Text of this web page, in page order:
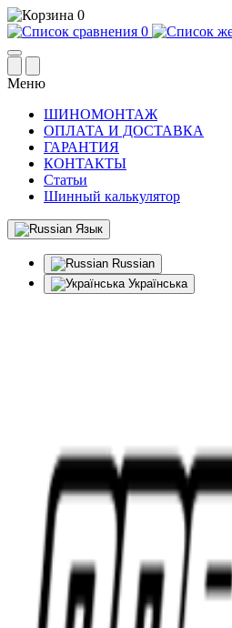
0
0
Меню
ШИНОМОНТАЖ
ОПЛАТА И ДОСТАВКА
ГАРАНТИЯ
КОНТАКТЫ
Статьи
Шинный калькулятор
Язык
Russian
Українська